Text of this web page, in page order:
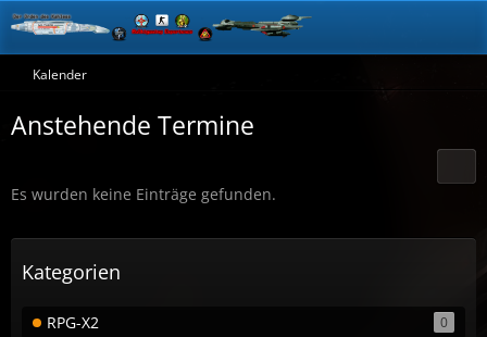
Kalender
Anstehende Termine
Es wurden keine Einträge gefunden.
Kategorien
RPG-X2 0